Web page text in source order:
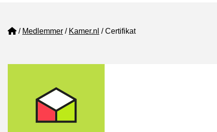
Home
Medlemmer Kamer.nl Certifikat